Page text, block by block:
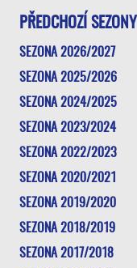
PŘEDCHOZÍ SEZONY
SEZONA 2026/2027
SEZONA 2025/2026
SEZONA 2024/2025
SEZONA 2023/2024
SEZONA 2022/2023
SEZONA 2020/2021
SEZONA 2019/2020
SEZONA 2018/2019
SEZONA 2017/2018